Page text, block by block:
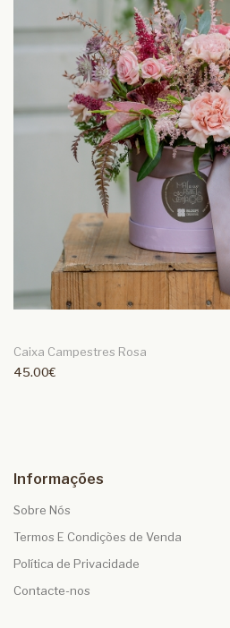
Caixa Campestres Rosa
45.00€
Informações
Sobre Nós
Termos E Condições de Venda
Política de Privacidade
Contacte-nos